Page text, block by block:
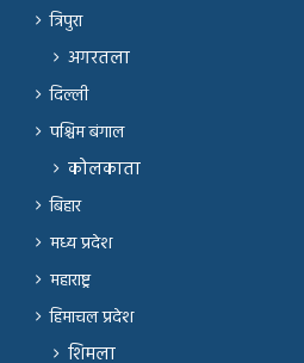
त्रिपुरा
अगरतला
दिल्ली
पश्चिम बंगाल
कोलकाता
बिहार
मध्य प्रदेश
महाराष्ट्र
हिमाचल प्रदेश
शिमला